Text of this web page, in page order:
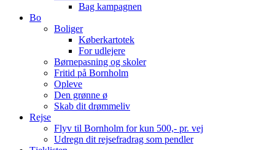
Bag kampagnen
Bo
Boliger
Køberkartotek
For udlejere
Børnepasning og skoler
Fritid på Bornholm
Opleve
Den grønne ø
Skab dit drømmeliv
Rejse
Flyv til Bornholm for kun 500,- pr. vej
Udregn dit rejsefradrag som pendler